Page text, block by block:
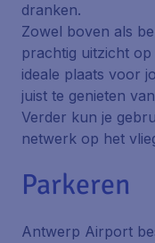
dranken.
Zowel boven als
prachtig uitzicht
ideale plaats voor
juist te genieten
Verder kun je
netwerk op het
Parkeren
Antwerp Airport